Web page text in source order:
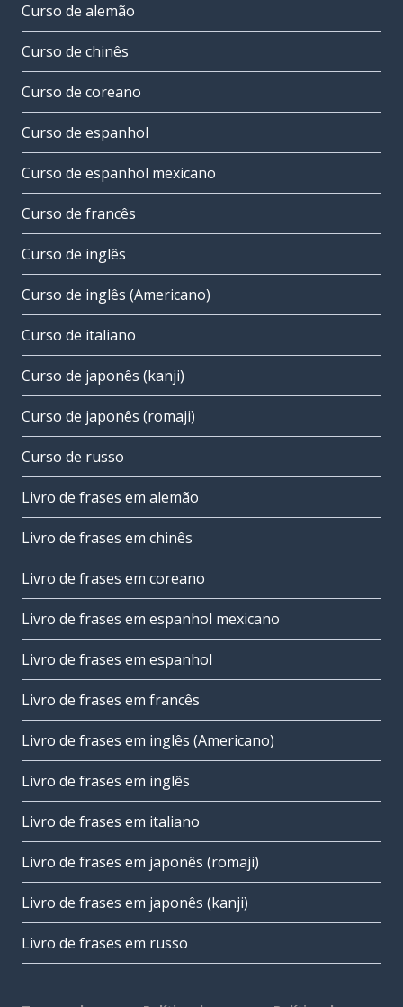
Curso de alemão
Curso de chinês
Curso de coreano
Curso de espanhol
Curso de espanhol mexicano
Curso de francês
Curso de inglês
Curso de inglês (Americano)
Curso de italiano
Curso de japonês (kanji)
Curso de japonês (romaji)
Curso de russo
Livro de frases em alemão
Livro de frases em chinês
Livro de frases em coreano
Livro de frases em espanhol mexicano
Livro de frases em espanhol
Livro de frases em francês
Livro de frases em inglês (Americano)
Livro de frases em inglês
Livro de frases em italiano
Livro de frases em japonês (romaji)
Livro de frases em japonês (kanji)
Livro de frases em russo